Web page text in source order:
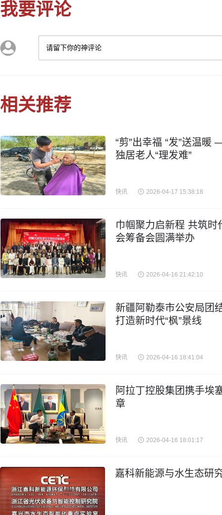
我要评论
请留下你的神评论
相关推荐
“剪”出幸福 “发”送温
独居老人“理发难”
快讯 2026-04-17 15:38:18
巾帼聚力启新程 共筑
会筹备会圆满举办
快讯 2026-04-16 21:42:10
新疆阿勒泰市公安局团
打造新时代“枫”景线
快讯 2026-04-16 18:41:04
阿拉丁控股集团携手埃
章
快讯 2026-04-16 18:01:17
嘉科新能源与水生态研